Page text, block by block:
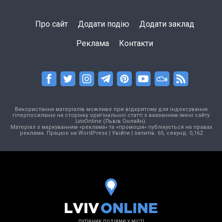
Про сайт Додати подію Додати заклад
Реклама Контакти
Використання матеріалів можливе при відкритому для індексування
гіперпосиланні на сторінку оригінальної статті з вказанням імені сайту
LvivOnline (Львів Онлайн).
Матеріал з маркуванням «реклама» та «промоція» публікується на правах
реклами. Працює на WordPress| Увійти | запитів: 65, секунд: 0,162